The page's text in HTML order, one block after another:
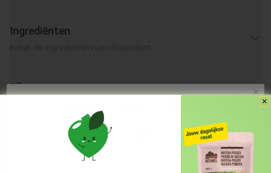
Ingrediënten
Allergenen
Levering & retour
Ontvang Updates en Promo's